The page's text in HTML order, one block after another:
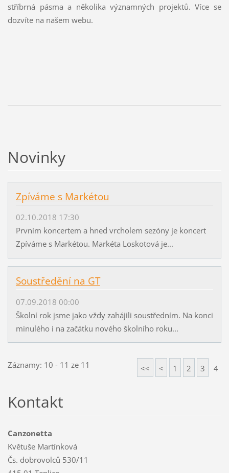
stříbrná pásma a několika významných projektů. Více se
dozvíte na našem webu.
Novinky
Zpíváme s Markétou
02.10.2018 17:30
Prvním koncertem a hned vrcholem sezóny je koncert
Zpíváme s Markétou. Markéta Loskotová je...
Soustředění na GT
07.09.2018 00:00
Školní rok jsme jako vždy zahájili soustředním. Na konci
minulého i na začátku nového školního roku...
Záznamy: 10 - 11 ze 11 << < 1 2 3 4
Kontakt
Canzonetta
Květuše Martínková
Čs. dobrovolců 530/11